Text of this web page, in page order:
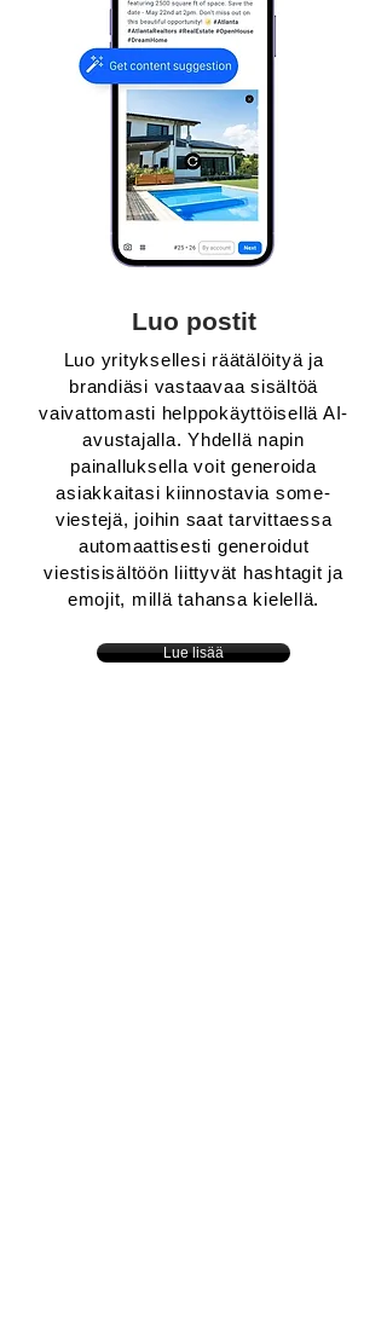
Luo postit
Luo yrityksellesi räätälöityä ja
brandiäsi vastaavaa sisältöä
vaivattomasti helppokäyttöisellä AI-
avustajalla. Yhdellä napin
painalluksella voit generoida
asiakkaitasi kiinnostavia some-
viestejä, joihin saat tarvittaessa
automaattisesti generoidut
viestisisältöön liittyvät hashtagit ja
emojit, millä tahansa kielellä.
Lue lisää